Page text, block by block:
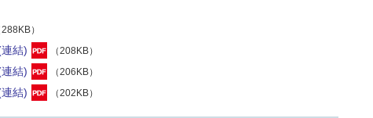
288KB）
結) （208KB）
結) （206KB）
結) （202KB）